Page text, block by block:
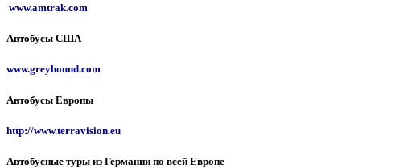
www.amtrak.com
Автобусы США
www.greyhound.com
Автобусы Европы
http://www.terravision.eu
Автобусные туры из Германии по всей Европе